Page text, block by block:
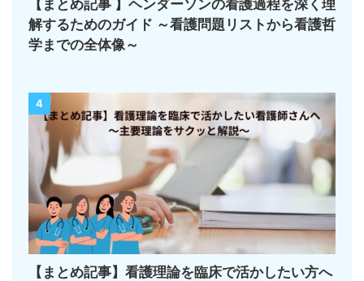
【まとめ記事 】ヘンダーソンの看護過程を深く理
解するためのガイド ～看護問題リストから看護哲
学までの全体像～
4
【まとめ記事】看護理論を臨床で活かしたい方へ